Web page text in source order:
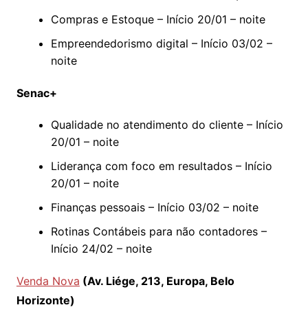
Compras e Estoque – Início 20/01 – noite
Empreendedorismo digital – Início 03/02 –
noite
Senac+
Qualidade no atendimento do cliente – Início
20/01 – noite
Liderança com foco em resultados – Início
20/01 – noite
Finanças pessoais – Início 03/02 – noite
Rotinas Contábeis para não contadores –
Início 24/02 – noite
Venda Nova (Av. Liége, 213, Europa, Belo
Horizonte)